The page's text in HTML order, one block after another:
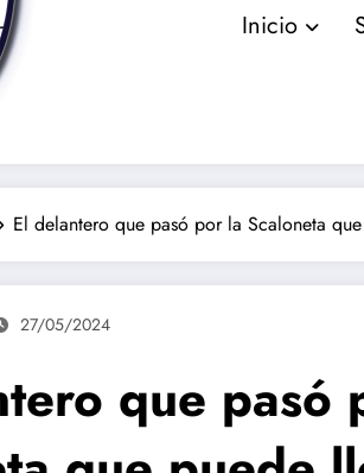
Inicio
El delantero que pasó por la Scaloneta
27/05/2024
que pasó